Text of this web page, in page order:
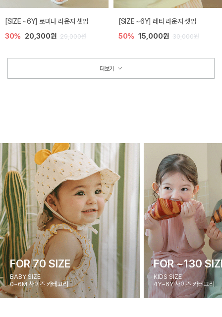
[SIZE ~6Y] 로미나 라운지 셋업
30% 20,300원 29,000원
[SIZE ~6Y] 레티 라운지 셋업
50% 15,000원 30,000원
더보기
FOR 70 SIZE
BABY SIZE
0~6M 사이즈 카테고리
FOR ~130
KIDS SIZE
4Y~6Y 사이즈 카테고리